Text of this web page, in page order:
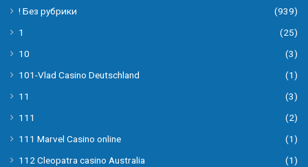
! Без рубрики
(939)
1
(25)
10
(3)
101-Vlad Casino Deutschland
(1)
11
(3)
111
(2)
111 Marvel Casino online
(1)
112 Cleopatra casino Australia
(1)